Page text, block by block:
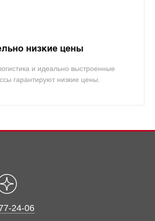
низкие цены
и идеально выстроенные
гарантируют низкие цены.
24-06